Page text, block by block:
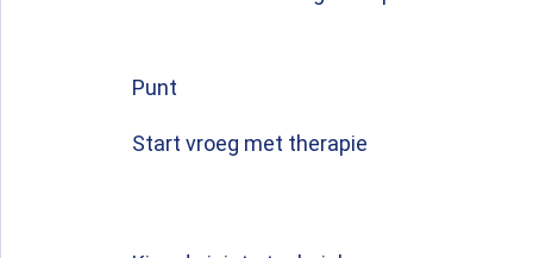
Punt
Start vroeg met therapie